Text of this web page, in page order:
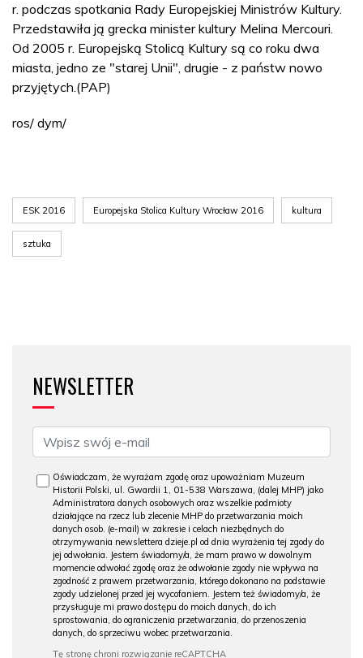
r. podczas spotkania Rady Europejskiej Ministrów Kultury.
Przedstawiła ją grecka minister kultury Melina Mercouri.
Od 2005 r. Europejską Stolicą Kultury są co roku dwa
miasta, jedno ze "starej Unii", drugie - z państw nowo
przyjętych.(PAP)
ros/ dym/
ESK 2016 Europejska Stolica Kultury Wrocław 2016 kultura
sztuka
NEWSLETTER
Oświadczam, że wyrażam zgodę oraz upoważniam Muzeum
Historii Polski, ul. Gwardii 1, 01-538 Warszawa, (dalej MHP) jako
Administratora danych osobowych oraz wszelkie podmioty
działające na rzecz lub zlecenie MHP do przetwarzania moich
danych osob. (e-mail) w zakresie i celach niezbędnych do
otrzymywania newslettera dzieje.pl od dnia wyrażenia tej zgody do
jej odwołania. Jestem świadomy/a, że mam prawo w dowolnym
momencie odwołać zgodę oraz że odwołanie zgody nie wpływa na
zgodność z prawem przetwarzania, którego dokonano na podstawie
zgody udzielonej przed jej wycofaniem. Jestem też świadomy/a, że
przysługuje mi prawo dostępu do moich danych, do ich
sprostowania, do ograniczenia przetwarzania, do przenoszenia
danych, do sprzeciwu wobec przetwarzania.